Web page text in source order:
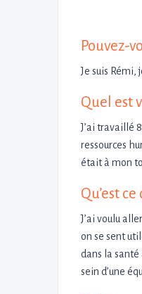
Pouvez-
Je suis
Quel est
J’ai travaillé
ressources
était à mon
Qu’est
J’ai voulu
on se sent
dans la santé
sein d’une